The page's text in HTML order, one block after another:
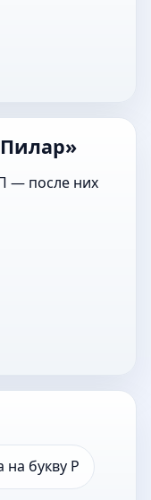
— после них
на букву Р